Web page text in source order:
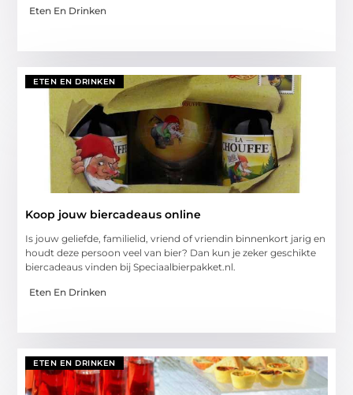
Eten En Drinken
ETEN EN DRINKEN
Koop jouw biercadeaus online
Is jouw geliefde, familielid, vriend of vriendin binnenkort jarig en
houdt deze persoon veel van bier? Dan kun je zeker geschikte
biercadeaus vinden bij Speciaalbierpakket.nl.
Eten En Drinken
ETEN EN DRINKEN